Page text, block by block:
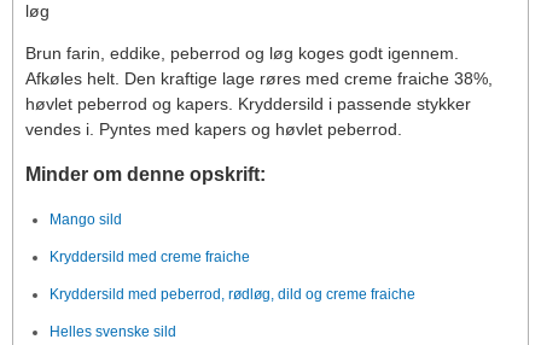
løg
Brun farin, eddike, peberrod og løg koges godt igennem.
Afkøles helt. Den kraftige lage røres med creme fraiche 38%,
høvlet peberrod og kapers. Kryddersild i passende stykker
vendes i. Pyntes med kapers og høvlet peberrod.
Minder om denne opskrift:
Mango sild
Kryddersild med creme fraiche
Kryddersild med peberrod, rødløg, dild og creme fraiche
Helles svenske sild